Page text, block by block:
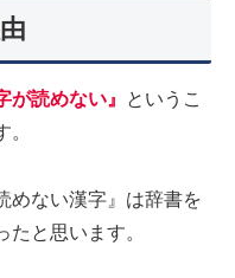
が読めない』
というこ
。
めない漢字』は辞書を
と思います。